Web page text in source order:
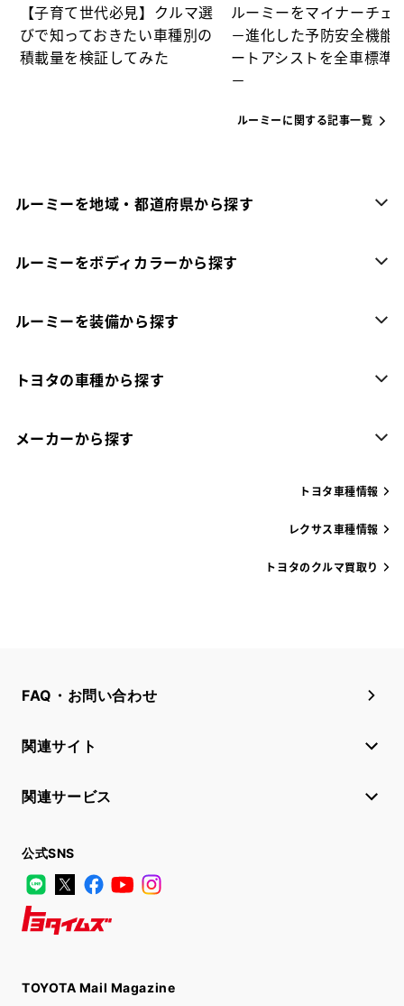
【子育て世代必見】クルマ選
びで知っておきたい車種別の
積載量を検証してみた
ルーミーをマイナーチェ
－進化した予防安全機能
ートアシストを全車標準
－
ルーミーに関する記事一覧
ルーミーを地域・都道府県から探す
ルーミーをボディカラーから探す
ルーミーを装備から探す
トヨタの車種から探す
メーカーから探す
トヨタ車種情報
レクサス車種情報
トヨタのクルマ買取り
FAQ・お問い合わせ
関連サイト
関連サービス
公式SNS
LINE
X FacebookYouTube
TOYOTA Mail Magazine